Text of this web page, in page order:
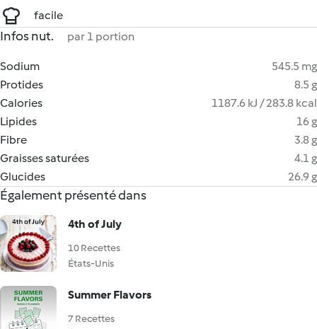
facile
Infos nut. par 1 portion
Sodium
545.5 mg
Protides
8.5 g
Calories
1187.6 kJ / 283.8 kcal
Lipides
16 g
Fibre
3.8 g
Graisses saturées
4.1 g
Glucides
26.9 g
Également présenté dans
4th of July
10 Recettes
États-Unis
Summer Flavors
7 Recettes